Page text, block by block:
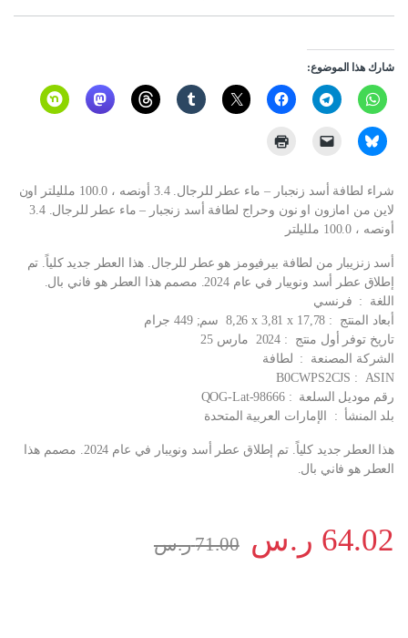
شارك هذا الموضوع:
شراء لطافة أسد زنجبار – ماء عطر للرجال. 3.4 أونصه ، 100.0 ملليلتر اون
لاين من امازون او نون وحراج لطافة أسد زنجبار – ماء عطر للرجال. 3.4
أونصه ، 100.0 ملليلتر
أسد زنزيبار من لطافة بيرفيومز هو عطر للرجال. هذا العطر جديد كلياً. تم
إطلاق عطر أسد ونويبار في عام 2024. مصمم هذا العطر هو فاني بال.
اللغة ‏ : ‎ فرنسي
أبعاد المنتج ‏ : ‎ 8,26 x 3,81 x 17,78 سم; 449 جرام
تاريخ توفر أول منتج ‏ : ‎ 2024 مارس 25
الشركة المصنعة ‏ : ‎ لطافة
ASIN ‏ : ‎ B0CWPS2CJS
رقم موديل السلعة ‏ : ‎ QOG-Lat-98666
بلد المنشأ ‏ : ‎ الإمارات العربية المتحدة
هذا العطر جديد كلياً. تم إطلاق عطر أسد ونويبار في عام 2024. مصمم هذا
العطر هو فاني بال.
64.02 ر.س 71.00 ر.س